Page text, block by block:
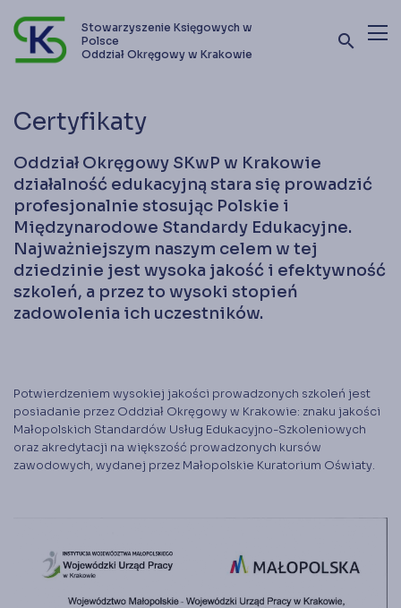
Stowarzyszenie Księgowych w
Polsce
Oddział Okręgowy w Krakowie
search
Oferta szkoleniowa
Stowarzyszenie
Kontakt
Zostań członkiem SKwP
Księgarnia
Panel członka
Certyfikaty
Oddział Okręgowy SKwP w Krakowie
działalność edukacyjną stara się prowadzić
profesjonalnie stosując Polskie i
Międzynarodowe Standardy Edukacyjne.
Najważniejszym naszym celem w tej
dziedzinie jest wysoka jakość i efektywność
szkoleń, a przez to wysoki stopień
zadowolenia ich uczestników.
Potwierdzeniem wysokiej jakości prowadzonych szkoleń jest
posiadanie przez Oddział Okręgowy w Krakowie: znaku jakości
Małopolskich Standardów Usług Edukacyjno-Szkoleniowych
oraz akredytacji na większość prowadzonych kursów
zawodowych, wydanej przez Małopolskie Kuratorium Oświaty.